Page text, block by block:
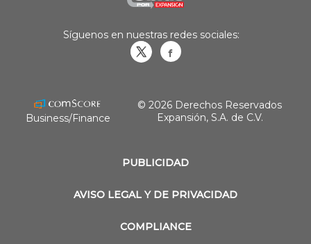
PUBLICIDAD
AVISO LEGAL Y DE PRIVACIDAD
COMPLIANCE
Síguenos en nuestras redes sociales:
Business/Finance
© 2026 Derechos Reservados
Expansión, S.A. de C.V.